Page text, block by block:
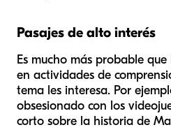
Pasajes de alto interés
Es mucho más probable
en actividades de
tema les interesa. Por
obsesionado con los
corto sobre la historia de